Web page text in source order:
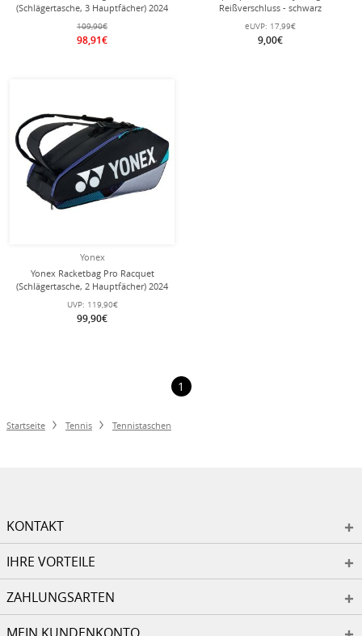
(Schlägertasche, 3 Hauptfächer) 2024
moosgrün/schwarz 12er
109,90€
98,91€
Reißverschluss - schwarz
eUVP: 17,99€
9,00€
Yonex
Yonex Racketbag Pro Racquet
(Schlägertasche, 2 Hauptfächer) 2024
schwarz/silber 6er
UVP: 119,90€
99,90€
1
Startseite Tennis Tennistaschen
KONTAKT
IHRE VORTEILE
ZAHLUNGSARTEN